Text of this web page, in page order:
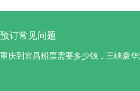
预订常见问题
重庆到宜昌船票需要多少钱，三峡豪